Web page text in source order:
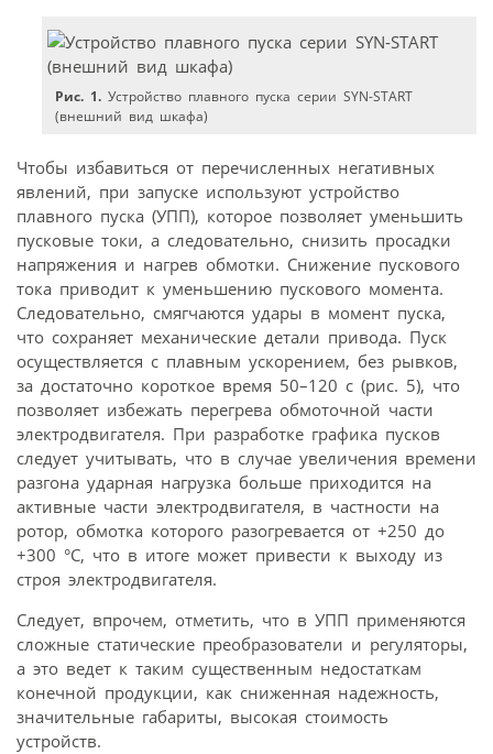
Рис. 1. Устройство плавного пуска серии SYN-START
(внешний вид шкафа)
Чтобы избавиться от перечисленных негативных
явлений, при запуске используют устройство
плавного пуска (УПП), которое позволяет уменьшить
пусковые токи, а следовательно, снизить просадки
напряжения и нагрев обмотки. Снижение пускового
тока приводит к уменьшению пускового момента.
Следовательно, смягчаются удары в момент пуска,
что сохраняет механические детали привода. Пуск
осуществляется с плавным ускорением, без рывков,
за достаточно короткое время 50–120 с (рис. 5), что
позволяет избежать перегрева обмоточной части
электродвигателя. При разработке графика пусков
следует учитывать, что в случае увеличения времени
разгона ударная нагрузка больше приходится на
активные части электродвигателя, в частности на
ротор, обмотка которого разогревается от +250 до
+300 °C, что в итоге может привести к выходу из
строя электродвигателя.
Следует, впрочем, отметить, что в УПП применяются
сложные статические преобразователи и регуляторы,
а это ведет к таким существенным недостаткам
конечной продукции, как сниженная надежность,
значительные габариты, высокая стоимость
устройств.